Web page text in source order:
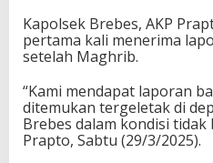
Kapolsek Brebes, AKP
pertama kali menerima
setelah Maghrib.
“Kami mendapat laporan
ditemukan tergeletak di
Brebes dalam kondisi tidak
Prapto, Sabtu (29/3/2025).